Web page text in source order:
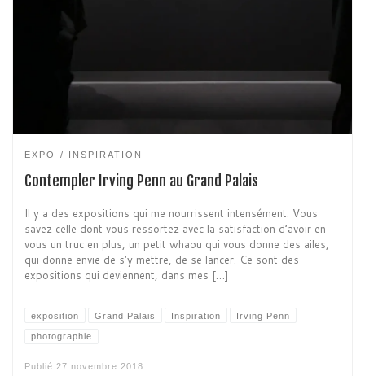
EXPO INSPIRATION
Contempler Irving Penn au Grand Palais
Il y a des expositions qui me nourrissent intensément. Vous
savez celle dont vous ressortez avec la satisfaction d’avoir en
vous un truc en plus, un petit whaou qui vous donne des ailes,
qui donne envie de s’y mettre, de se lancer. Ce sont des
expositions qui deviennent, dans mes […]
exposition Grand Palais Inspiration Irving Penn
photographie
Publié 27 novembre 2018